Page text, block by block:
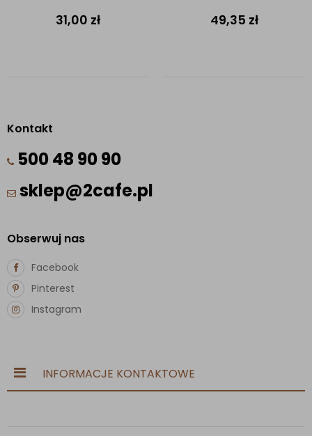
31,00 zł 49,35 zł
Kontakt
500 48 90 90
sklep@2cafe.pl
Obserwuj nas
Facebook
Pinterest
Instagram
INFORMACJE KONTAKTOWE